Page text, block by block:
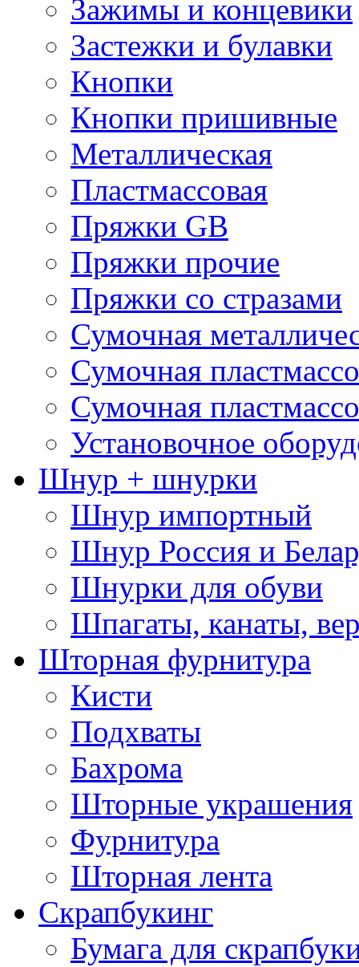
Зажимы и концевики
Застежки и булавки
Кнопки
Кнопки пришивные
Металлическая
Пластмассовая
Пряжки GB
Пряжки прочие
Пряжки со стразами
Сумочная
Сумочная
Сумочная
Установочное
Шнур + шнурки
Шнур импортный
Шнур Россия и
Шнурки для обуви
Шпагаты, канаты,
Шторная фурнитура
Кисти
Подхваты
Бахрома
Шторные украшения
Фурнитура
Шторная лента
Скрапбукинг
Бумага для